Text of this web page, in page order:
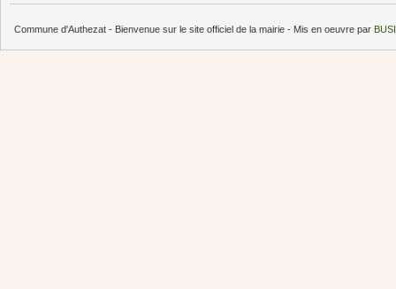
Commune d'Authezat - Bienvenue sur le site officiel de la mairie - Mis en oeuvre par